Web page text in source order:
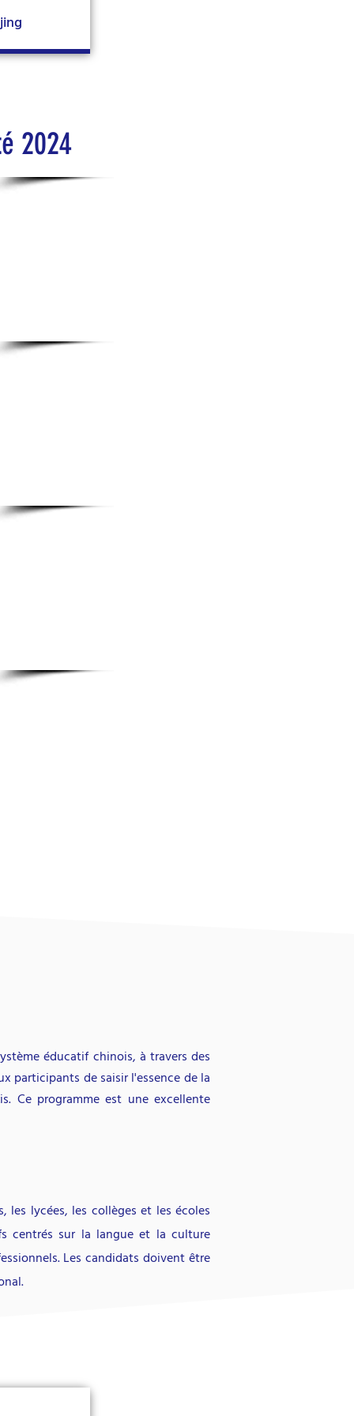
2024
éducatif chinois, à travers des
participants de saisir l'essence de la
Ce programme est une excellente
lycées, les collèges et les écoles
centrés sur la langue et la culture
Les candidats doivent être